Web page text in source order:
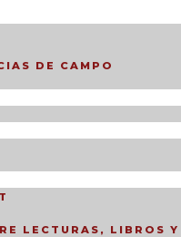
DE CAMPO
LECTURAS, LIBROS